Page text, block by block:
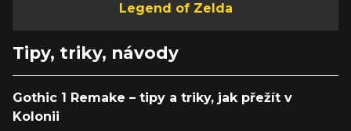
Legend of Zelda
Tipy, triky, návody
Gothic 1 Remake – tipy a triky, jak přežít v
Kolonii